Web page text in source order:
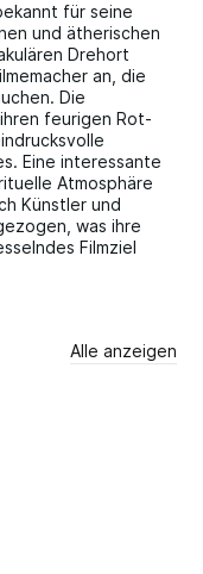
für seine
und ätherischen
Drehort
an, die
Die
feurigen Rot-
Eine interessante
Atmosphäre
Künstler und
was ihre
Filmziel
Alle anzeigen